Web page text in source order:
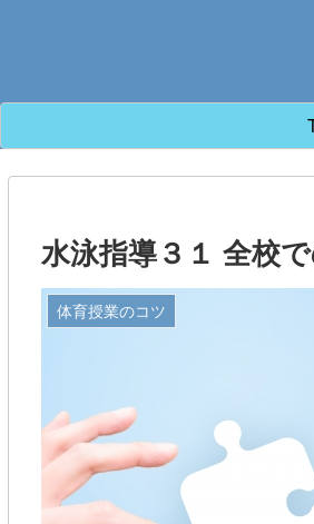
水泳指導３１ 全校
体育授業のコツ